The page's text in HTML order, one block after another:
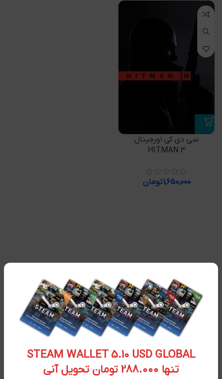
STEAM WALLET 5.10 USD GLOBAL
تنها 288.000 تومان تحویل آنی
سی دی کی اورجینال
HITMAN 3
۱,۶۵۰,۰۰۰تومان